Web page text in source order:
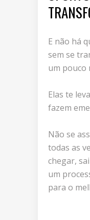
E não há
sem se
um pouco
Elas te
fazem
Não se
todas as
chegar,
um
para o